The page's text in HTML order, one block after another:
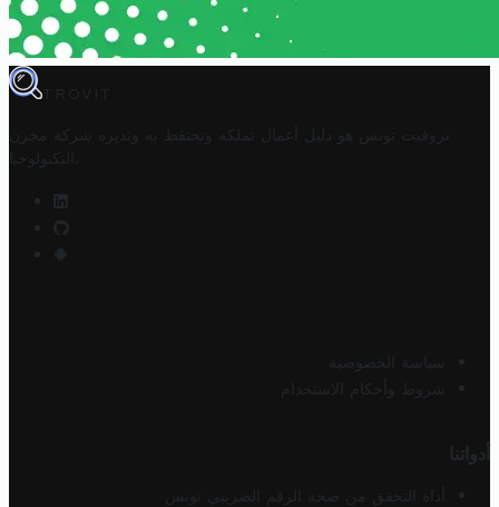
TROVIT
تروفيت تونس هو دليل أعمال تملكه وتحتفظ به وتديره
شركة مخزن
التكنولوجيا
سياسة الخصوصية
شروط وأحكام الاستخدام
أدواتنا
أداة التحقق من صحة الرقم الضريبي تونس